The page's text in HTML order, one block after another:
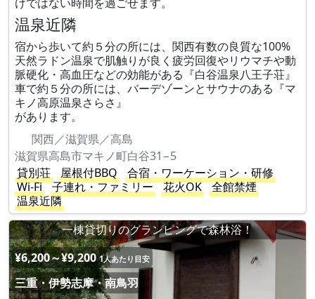
温泉近隣
宿から歩いて約５分の所には、関西有数の良質な100%
天然ラドン温泉で肌触りが良く疲労回復やリウマチや動
脈硬化・高血圧などの効能がある『白谷温泉八王子荘』
車で約５分の所には、バーデゾーンとサウナのある『マ
キノ高原温泉さらさ』
があります。
関西／滋賀県／高島
滋賀県高島市マキノ町白谷31−5
貸別荘
屋根付BBQ
合宿・ワーケーション・研修
Wi-Fi
子連れ・ファミリー 花火OK
全館禁煙
温泉近隣
一棟貸切りのグランピングで森林浴！
¥6,200～¥9,200 1人あたり目安
三重・伊勢志摩・南鳥羽